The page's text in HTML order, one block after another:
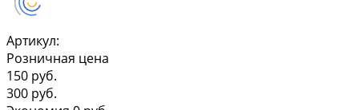
Артикул:
Розничная цена
150 руб.
300 руб.